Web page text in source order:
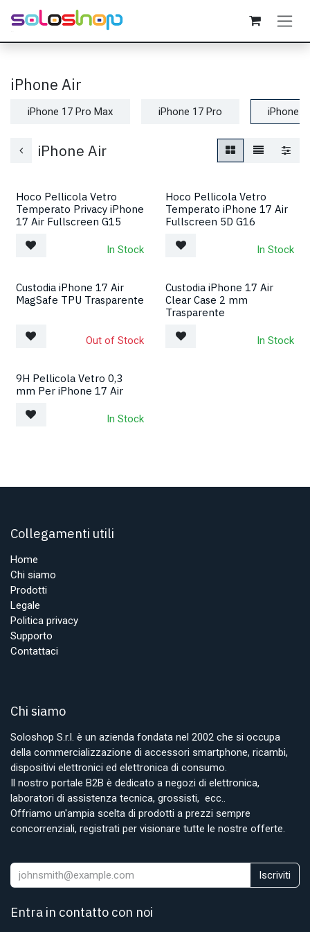
Passa al contenuto
iPhone Air
iPhone 17 Pro Max iPhone 17 Pro iPhone
iPhone Air
Hoco Pellicola Vetro
Temperato Privacy iPhone
17 Air Fullscreen G15
In Stock
Hoco Pellicola Vetro
Temperato iPhone 17 Air
Fullscreen 5D G16
In Stock
Custodia iPhone 17 Air
MagSafe TPU Trasparente
Out of Stock
Custodia iPhone 17 Air
Clear Case 2 mm
Trasparente
In Stock
9H Pellicola Vetro 0,3
mm Per iPhone 17 Air
In Stock
Collegamenti utili
Home
Chi siamo
Prodotti
Legale
Politica privacy
Supporto
Contattaci
Chi siamo
Soloshop S.r.l. è un azienda fondata nel 2002 che si occupa
della commercializzazione di accessori smartphone, ricambi,
dispositivi elettronici ed elettronica di consumo.
Il nostro portale B2B è dedicato a negozi di elettronica,
laboratori di assistenza tecnica, grossisti, ecc..
Offriamo un'ampia scelta di prodotti a prezzi sempre
concorrenziali, registrati per visionare tutte le nostre offerte.
Iscriviti
Entra in contatto con noi